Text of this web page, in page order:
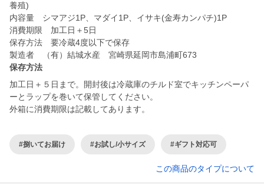
養殖)
内容量 シマアジ1P、マダイ1P、イサキ(金寿カンパチ)1P
消費期限 加工日＋5日
保存方法 要冷蔵4度以下で保存
製造者 （有）結城水産 宮崎県延岡市島浦町673
保存方法
加工日＋５日まで。開封後は冷蔵庫のチルド室でキッチンペーパ
ーとラップを巻いて保管してください。
外箱に消費期限は記載してあります。
#捌いてお届け #お試し/小サイズ #ギフト対応可
この商品のタイプについて